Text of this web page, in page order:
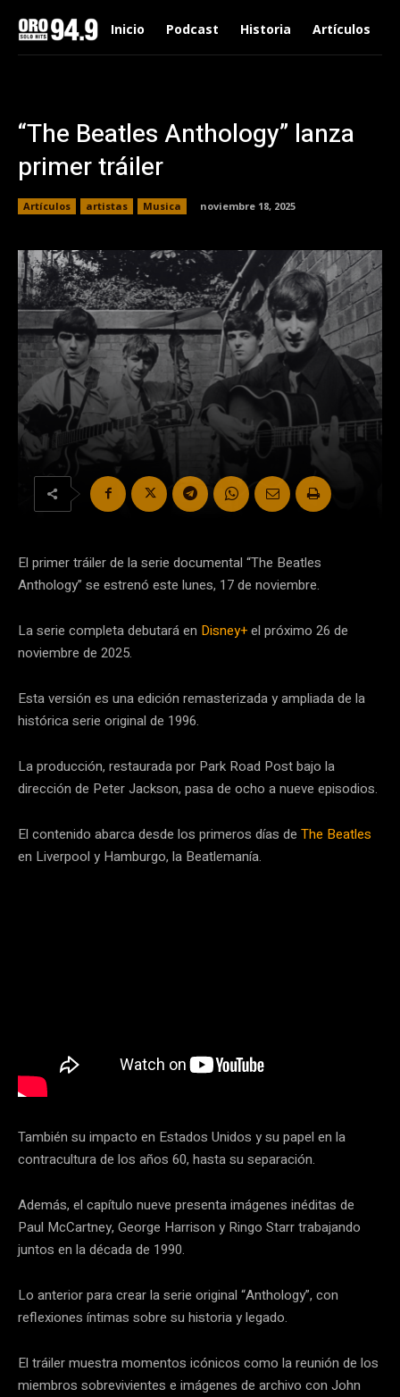
Inicio Podcast Historia Artículos
“The Beatles Anthology” lanza
primer tráiler
Artículos artistas Musica noviembre 18, 2025
El primer tráiler de la serie documental “The Beatles
Anthology” se estrenó este lunes, 17 de noviembre.
La serie completa debutará en Disney+el próximo 26 de
noviembre de 2025.
Esta versión es una edición remasterizada y ampliada de la
histórica serie original de 1996.
La producción, restaurada por Park Road Post bajo la
dirección de Peter Jackson, pasa de ocho a nueve episodios.
El contenido abarca desde los primeros días de The Beatles
en Liverpool y Hamburgo, la Beatlemanía.
También su impacto en Estados Unidos y su papel en la
contracultura de los años 60, hasta su separación.
Además, el capítulo nueve presenta imágenes inéditas de
Paul McCartney, George Harrison y Ringo Starr trabajando
juntos en la década de 1990.
Lo anterior para crear la serie original “Anthology”, con
reflexiones íntimas sobre su historia y legado.
El tráiler muestra momentos icónicos como la reunión de los
miembros sobrevivientes e imágenes de archivo con John